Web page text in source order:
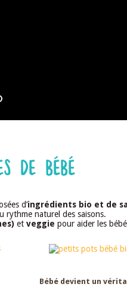
DE BÉBÉ
d’ingrédients bio et de
rythme naturel des saisons.
et veggie pour aider les
Bébé devient un